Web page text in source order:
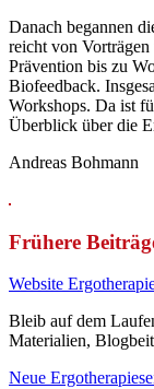
Danach begannen
reicht von
Prävention bis zu
Biofeedback.
Workshops. Da ist
Überblick über die
Andreas Bohmann
Frühere
Website
Bleib auf dem
Materialien,
Neue